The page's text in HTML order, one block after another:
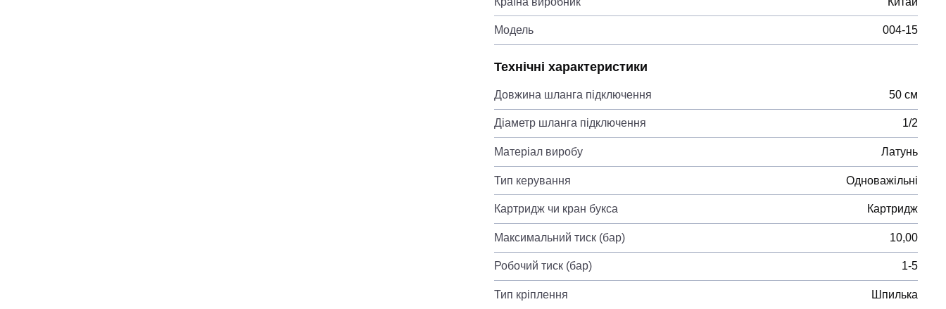
Модель 004-15
Технічні характеристики
Довжина шланга підключення 50 см
Діаметр шланга підключення 1/2
Матеріал виробу Латунь
Тип керування Одноважільні
Картридж чи кран букса Картридж
Максимальний тиск (бар) 10,00
Робочий тиск (бар) 1-5
Тип кріплення Шпилька